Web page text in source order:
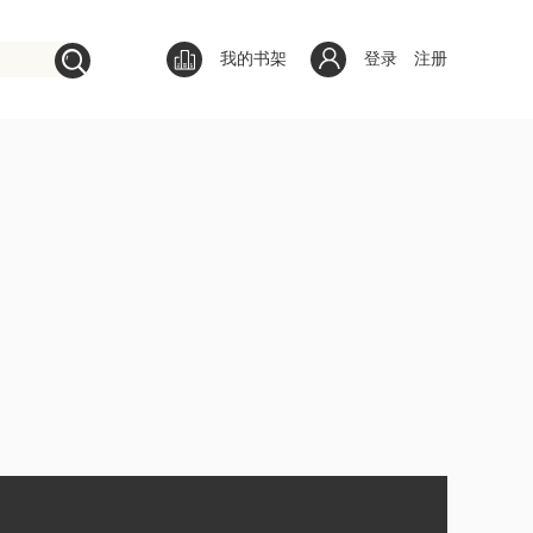
登录 注册
我的书架